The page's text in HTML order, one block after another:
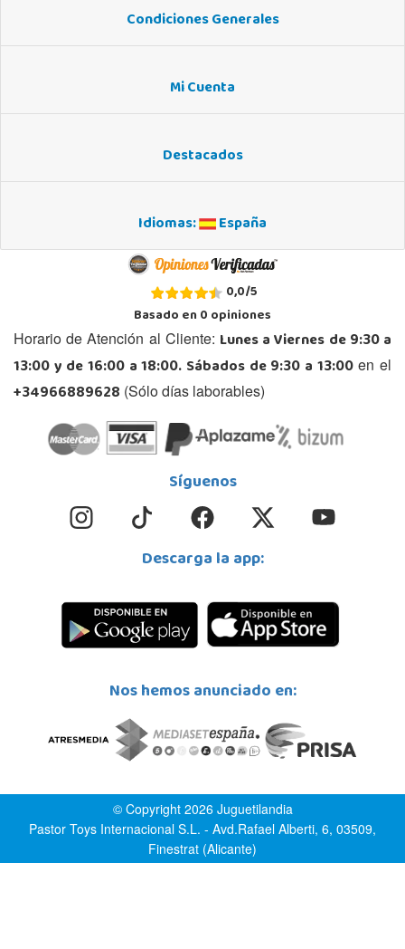
Condiciones Generales
Mi Cuenta
Destacados
Idiomas: España
0,0/5
Basado en0opiniones
Horario de Atención al Cliente: Lunes a Viernes de 9:30 a
13:00 y de 16:00 a 18:00. Sábados de 9:30 a 13:00en el
+34966889628 (Sólo días laborables)
Síguenos
Descarga la app:
Nos hemos anunciado en:
© Copyright 2026 Juguetilandia
Pastor Toys Internacional S.L. - Avd.Rafael Alberti, 6, 03509,
Finestrat (Alicante)